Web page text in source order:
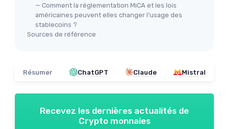
— Comment la réglementation MiCA et les lois
américaines peuvent elles changer l’usage des
stablecoins ?
Sources de référence
Résumer ChatGPT Claude Mistral
Recevez les dernières actualités de
Crypto monnaies